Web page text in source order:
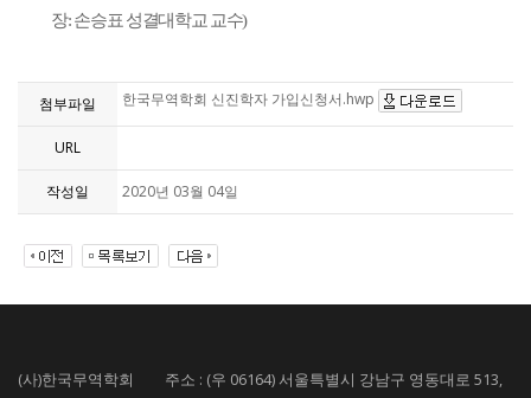
장:손승표 성결대학교 교수)
첨부파일 한국무역학회 신진학자 가입신청서.hwp
URL
작성일 2020년 03월 04일
(사)한국무역학회 주소 : (우 06164) 서울특별시 강남구 영동대로 513,